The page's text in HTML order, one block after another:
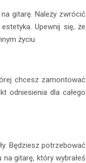
gitarę. Należy zwrócić
Upewnij się, że
życiu.
chcesz zamontować
odniesienia dla całego
Będziesz potrzebować
gitarę, który wybrałeś